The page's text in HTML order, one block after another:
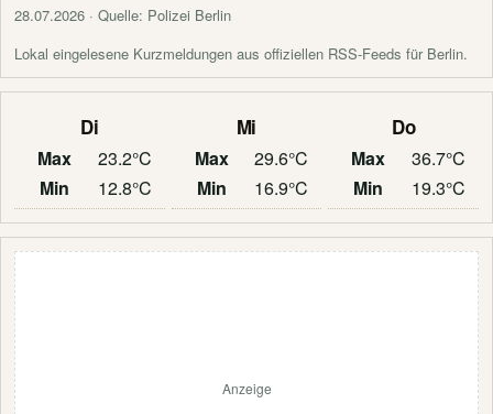
28.07.2026 · Quelle: Polizei Berlin
Lokal eingelesene Kurzmeldungen aus offiziellen RSS-Feeds für Berlin.
Di
Max
23.2°C
Min
12.8°C
Mi
Max
29.6°C
Min
16.9°C
Do
Max
36.7°C
Min
19.3°C
Anzeige